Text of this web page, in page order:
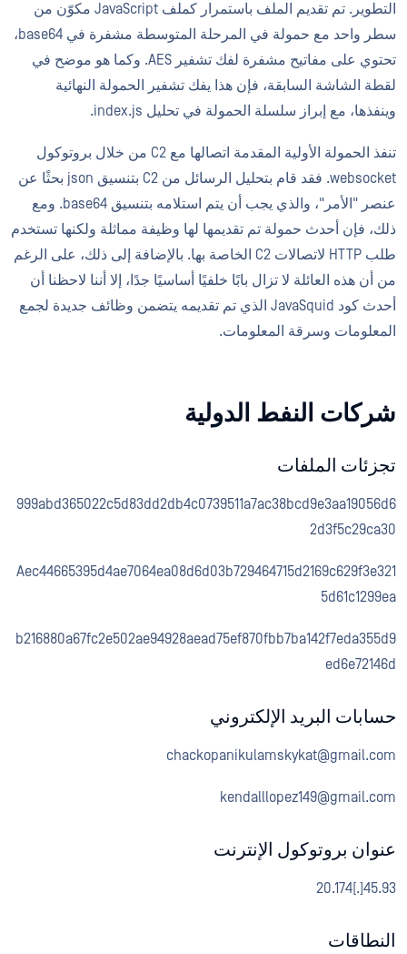
التطوير. تم تقديم الملف باستمرار كملف JavaScript مكوّن من
سطر واحد مع حمولة في المرحلة المتوسطة مشفرة في base64،
تحتوي على مفاتيح مشفرة لفك تشفير AES. وكما هو موضح في
لقطة الشاشة السابقة، فإن هذا يفك تشفير الحمولة النهائية
وينفذها، مع إبراز سلسلة الحمولة في تحليل index.js.
تنفذ الحمولة الأولية المقدمة اتصالها مع C2 من خلال بروتوكول
websocket. فقد قام بتحليل الرسائل من C2 بتنسيق json بحثًا عن
عنصر "الأمر"، والذي يجب أن يتم استلامه بتنسيق base64. ومع
ذلك، فإن أحدث حمولة تم تقديمها لها وظيفة مماثلة ولكنها تستخدم
طلب HTTP لاتصالات C2 الخاصة بها. بالإضافة إلى ذلك، على الرغم
من أن هذه العائلة لا تزال بابًا خلفيًا أساسيًا جدًا، إلا أننا لاحظنا أن
أحدث كود JavaSquid الذي تم تقديمه يتضمن وظائف جديدة لجمع
المعلومات وسرقة المعلومات.
شركات النفط الدولية
تجزئات الملفات
999abd365022c5d83dd2db4c0739511a7ac38bcd9e3aa19056d6
2d3f5c29ca30
Aec44665395d4ae7064ea08d6d03b729464715d2169c629f3e321
5d61c1299ea
b216880a67fc2e502ae94928aead75ef870fbb7ba142f7eda355d9
ed6e72146d
حسابات البريد الإلكتروني
chackopanikulamskykat@gmail.com
kendalllopez149@gmail.com
عنوان بروتوكول الإنترنت
45.93[.]20.174
النطاقات